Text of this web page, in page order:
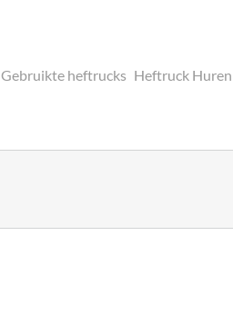
Gebruikte heftrucks Heftruck Huren